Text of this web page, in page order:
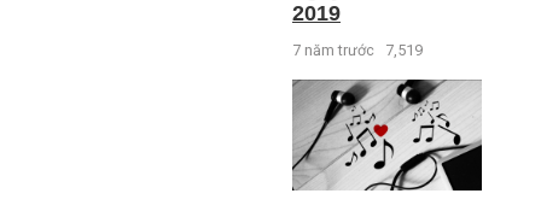
2019
7 năm trước 7,519